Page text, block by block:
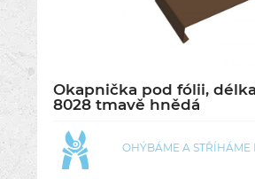
Okapnička pod fólii, délka
8028 tmavě hnědá
OHÝBÁME A STŘÍHÁME